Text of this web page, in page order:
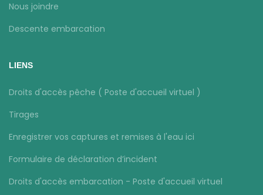
Nous joindre
Descente embarcation
LIENS
Droits d'accès pêche ( Poste d'accueil virtuel )
Tirages
Enregistrer vos captures et remises à l'eau ici
Formulaire de déclaration d’incident
Droits d'accès embarcation - Poste d'accueil virtuel